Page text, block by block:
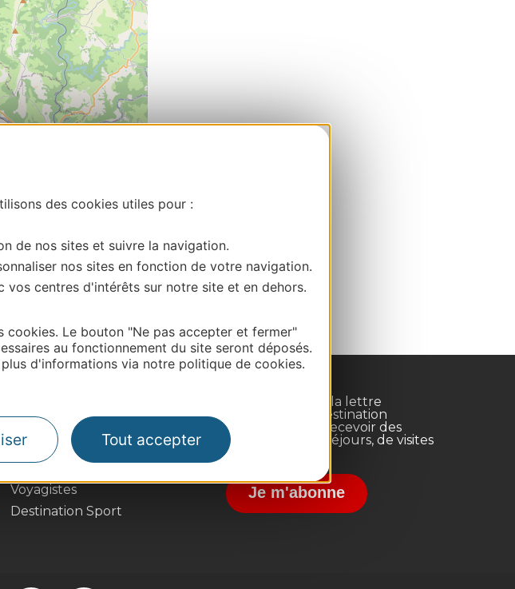
des cookies utiles pour :
de nos sites et suivre la navigation.
nos sites en fonction de votre navigation.
vos centres d'intérêts sur notre site et en dehors.
Le bouton "Ne pas accepter et fermer"
au fonctionnement du site seront déposés.
d'informations via notre politique de cookies.
Tout accepter
OpenStreetMap contributors
Business/Mice
Pros d'Occitanie
Voyagistes
Destination Sport
Inscrivez-vous à la lettre
d'information Destination
Occitanie pour recevoir des
suggestions de séjours, de visites
et de sorties.
Je m'abonne